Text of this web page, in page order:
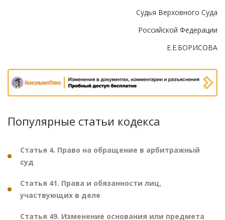
Судья Верховного Суда
Российской Федерации
Е.Е.БОРИСОВА
Популярные статьи кодекса
Статья 4. Право на обращение в арбитражный
суд
Статья 41. Права и обязанности лиц,
участвующих в деле
Статья 49. Изменение основания или предмета